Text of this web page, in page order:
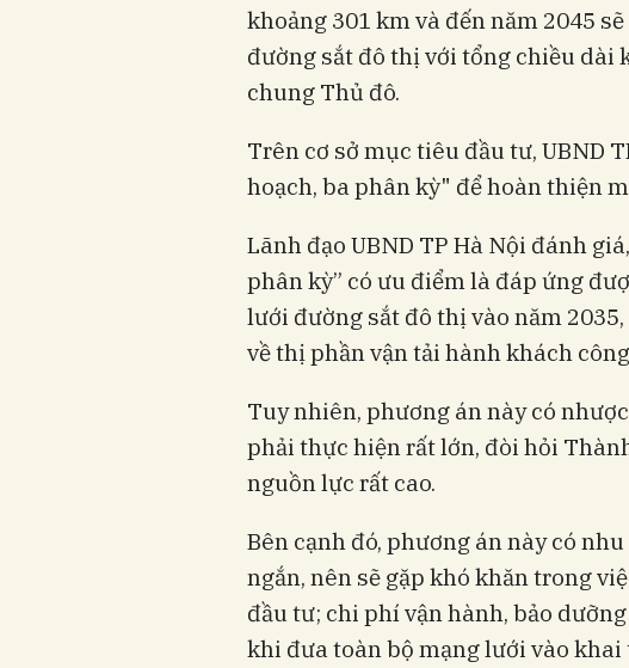
khoảng 301 km và đến năm 2045
đường sắt đô thị với tổng chiều dài
chung Thủ đô.
Trên cơ sở mục tiêu đầu tư, UBND
hoạch, ba phân kỳ" để hoàn thiện
Lãnh đạo UBND TP Hà Nội đánh
phân kỳ” có ưu điểm là đáp ứng
lưới đường sắt đô thị vào năm
về thị phần vận tải hành khách
Tuy nhiên, phương án này có
phải thực hiện rất lớn, đòi hỏi
nguồn lực rất cao.
Bên cạnh đó, phương án này có
ngắn, nên sẽ gặp khó khăn trong
đầu tư; chi phí vận hành, bảo
khi đưa toàn bộ mạng lưới vào khai